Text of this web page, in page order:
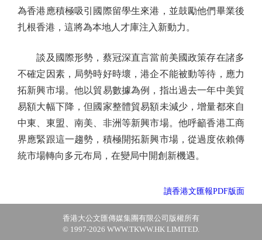
為香港應積極吸引國際留學生來港，並鼓勵他們畢業後
扎根香港，這將為本地人才庫注入新動力。
談及國際形勢，蔡冠深直言當前美國政策存在諸多
不確定因素，局勢時好時壞，港企不能被動等待，應力
拓新興市場。他以貿易數據為例，指出過去一年中美貿
易額大幅下降，但國家整體貿易額未減少，增量都來自
中東、東盟、南美、非洲等新興市場。他呼籲香港工商
界應緊跟這一趨勢，積極開拓新興市場，從過度依賴傳
統市場轉向多元布局，在變局中開創新機遇。
讀香港文匯報PDF版面
香港大公文匯傳媒集團有限公司版權所有
© 1997-2026 WWW.TKWW.HK LIMITED.